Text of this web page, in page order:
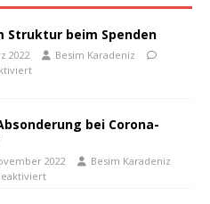
Struktur beim Spenden
2022
Besim Karadeniz
bei Corona-
2022
Besim Karadeniz